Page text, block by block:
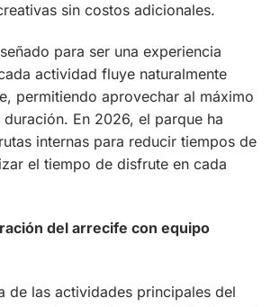
sin costos adicionales.
para ser una experiencia
actividad fluye naturalmente
permitiendo aprovechar al máximo
En 2026, el parque ha
internas para reducir tiempos de
el tiempo de disfrute en cada
del arrecife con equipo
de las actividades principales del